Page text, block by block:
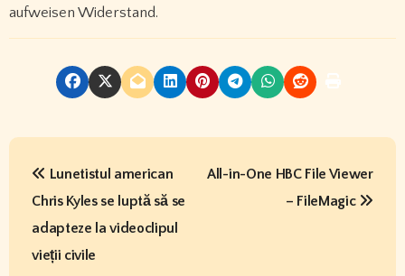
aufweisen Widerstand.
P
Lunetistul american
Chris Kyles se luptă să se
adapteze la videoclipul
vieții civile
All-in-One HBC File Viewer
– FileMagic